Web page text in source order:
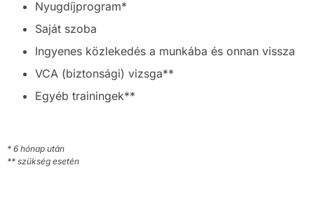
Nyugdíjprogram*
Saját szoba
Ingyenes közlekedés a munkába és onnan vissza
VCA (biztonsági) vizsga**
Egyéb trainingek**
* 6 hónap után
** szükség esetén